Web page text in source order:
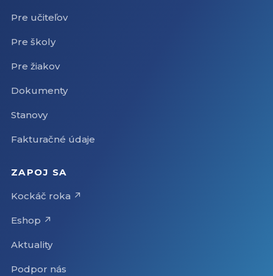
Pre učiteľov
Pre školy
Pre žiakov
Dokumenty
Stanovy
Fakturačné údaje
ZAPOJ SA
Kockáč roka ↗
Eshop ↗
Aktuality
Podpor nás